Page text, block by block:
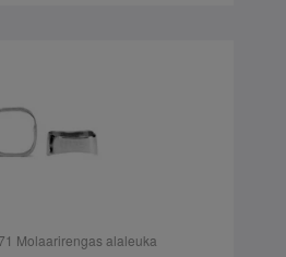
Molaarirengas alaleuka